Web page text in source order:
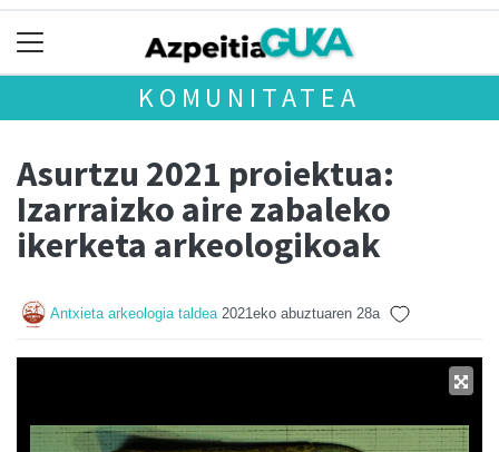
KOMUNITATEA
Asurtzu 2021 proiektua:
Izarraizko aire zabaleko
ikerketa arkeologikoak
Antxieta arkeologia taldea 2021eko abuztuaren 28a